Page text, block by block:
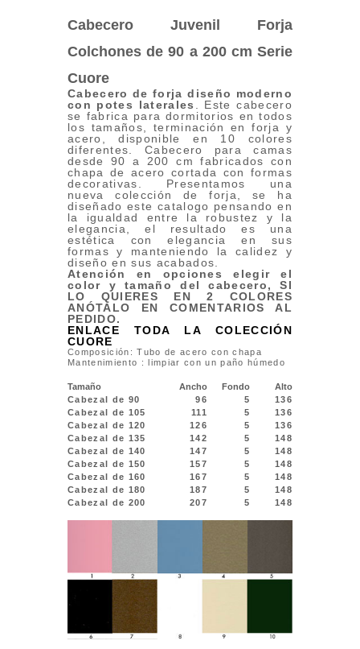
Cabecero Juvenil Forja
Colchones de 90 a 200 cm Serie
Cuore
Cabecero de forja diseño moderno
con potes laterales . Este cabecero
se fabrica para dormitorios en todos
los tamaños, terminación en forja y
acero, disponible en 10 colores
diferentes. Cabecero para camas
desde 90 a 200 cm fabricados con
chapa de acero cortada con formas
decorativas. Presentamos una
nueva colección de forja, se ha
diseñado este catalogo pensando en
la igualdad entre la robustez y la
elegancia, el resultado es una
estética con elegancia en sus
formas y manteniendo la calidez y
diseño en sus acabados.
Atención en opciones elegir el
color y tamaño del cabecero, SI
LO QUIERES EN 2 COLORES
ANÓTALO EN COMENTARIOS AL
PEDIDO.
ENLACE TODA LA COLECCIÓN
CUORE
Composición: Tubo de acero con chapa
Mantenimiento : limpiar con un paño húmedo
Tamaño Ancho Fondo
Alto
Cabezal de 90
96 5
136
Cabezal de 105
111 5
136
Cabezal de 120
126 5
136
Cabezal de 135
142 5
148
Cabezal de 140
147 5
148
Cabezal de 150
157 5
148
Cabezal de 160
167 5
148
Cabezal de 180
187 5
148
Cabezal de 200
207 5 148